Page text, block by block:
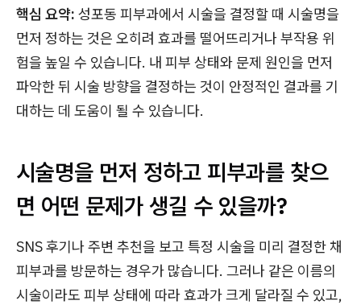
핵심 요약: 성포동 피부과에서 시술을 결정할 때 시술명을
먼저 정하는 것은 오히려 효과를 떨어뜨리거나 부작용 위
험을 높일 수 있습니다. 내 피부 상태와 문제 원인을 먼저
파악한 뒤 시술 방향을 결정하는 것이 안정적인 결과를 기
대하는 데 도움이 될 수 있습니다.
시술명을 먼저 정하고 피부과를 찾으
면 어떤 문제가 생길 수 있을까?
SNS 후기나 주변 추천을 보고 특정 시술을 미리 결정한 채
피부과를 방문하는 경우가 많습니다. 그러나 같은 이름의
시술이라도 피부 상태에 따라 효과가 크게 달라질 수 있고,